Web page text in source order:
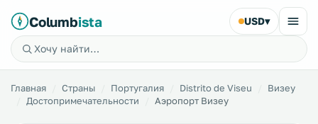
Columbista USD▾
Главная Страны Португалия Distrito de Viseu
Визеу
Достопримечательности
Аэропорт Визеу